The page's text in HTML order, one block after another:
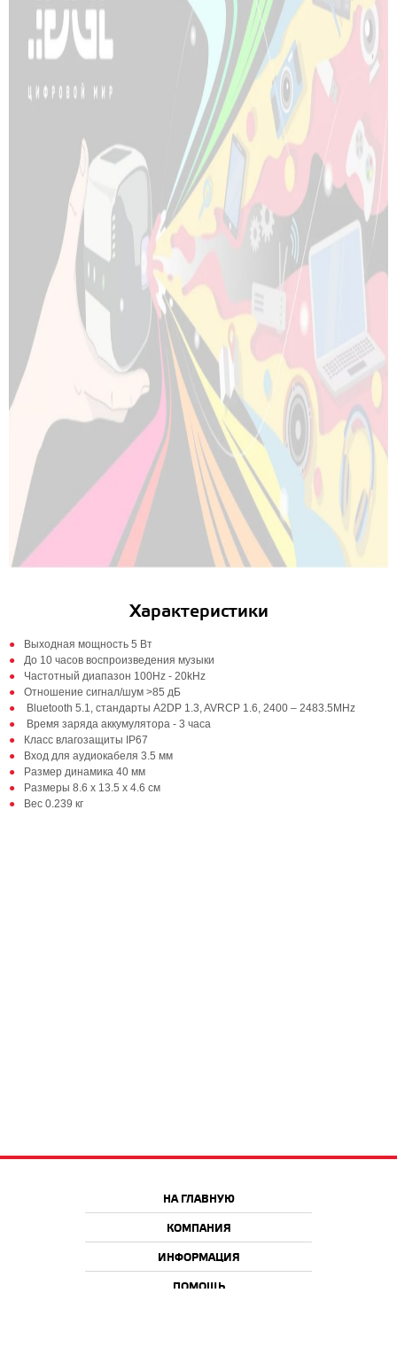
Характеристики
Выходная мощность 5 Вт
До 10 часов воспроизведения музыки
Частотный диапазон 100Hz - 20kHz
Отношение сигнал/шум >85 дБ
Bluetooth 5.1, стандарты A2DP 1.3, AVRCP 1.6, 2400 – 2483.5MHz
Время заряда аккумулятора - 3 часа
Класс влагозащиты IP67
Вход для аудиокабеля 3.5 мм
Размер динамика 40 мм
Размеры 8.6 x 13.5 x 4.6 см
Вес 0.239 кг
НА ГЛАВНУЮ
КОМПАНИЯ
ИНФОРМАЦИЯ
ПОМОЩЬ